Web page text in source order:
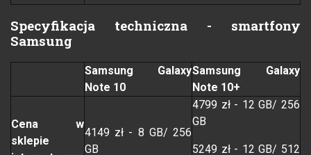
Specyfikacja techniczna - smartfony
Samsung
Samsung Galaxy
Note 10
Samsung Galaxy
Note 10+
Cena w
sklepie
4149 zł - 8 GB/ 256
GB
4799 zł - 12 GB/ 256
GB
5249 zł - 12 GB/ 512